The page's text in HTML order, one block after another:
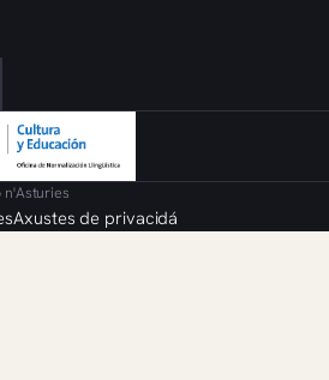
n'Asturies
Axustes de privacidá